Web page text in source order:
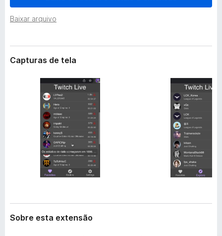
r
Baixar arquivo
t
e
o
Capturas de tela
Sobre esta extensão